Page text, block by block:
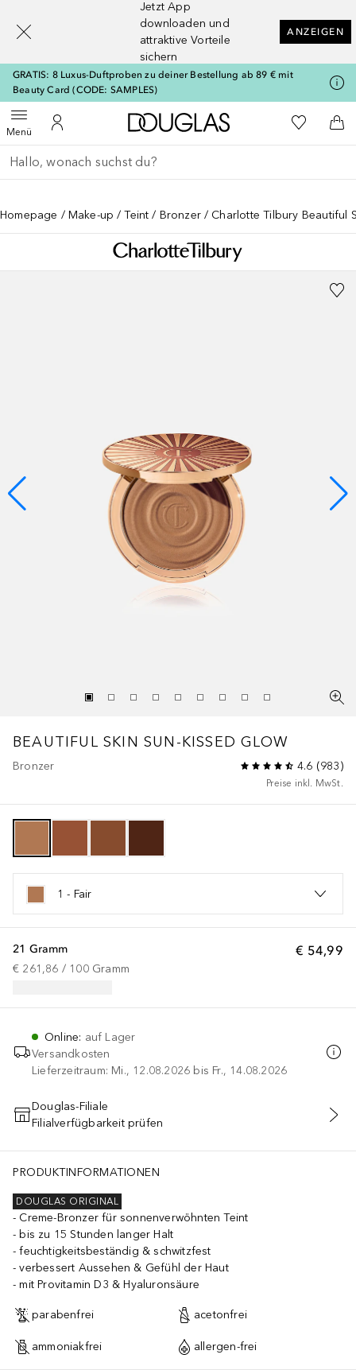
Jetzt App
downloaden und
attraktive Vorteile
sichern
ANZEIGEN
GRATIS: 8 Luxus-Duftproben zu deiner Bestellung ab 89 € mit
Beauty Card (CODE: SAMPLES)
MenüMenü öffnenZu Meinem Kundenkonto
Zur Douglas Startseite
Zu Meiner
Gehe zurück
Suche ausführen
Homepage Make-up Teint Bronzer Charlotte Tilbury Beautiful
BEAUTIFUL SKIN SUN-KISSED GLOW
Bronzer 4.6 (983)
Preise inkl. MwSt.
1 - Fair
€ 54,99
21 Gramm
€ 261,86 / 100 Gramm
Online: auf Lager
Versandkosten
Lieferzeitraum: Mi., 12.08.2026 bis Fr., 14.08.2026
IN DEN WARENKORB
Douglas-Filiale
Filialverfügbarkeit prüfen
PRODUKTINFORMATIONEN
DOUGLAS ORIGINAL
Creme-Bronzer für sonnenverwöhnten Teint
bis zu 15 Stunden langer Halt
feuchtigkeitsbeständig & schwitzfest
verbessert Aussehen & Gefühl der Haut
mit Provitamin D3 & Hyaluronsäure
parabenfrei acetonfrei
ammoniakfrei allergen-frei
[navigation.slideout.screenreader]